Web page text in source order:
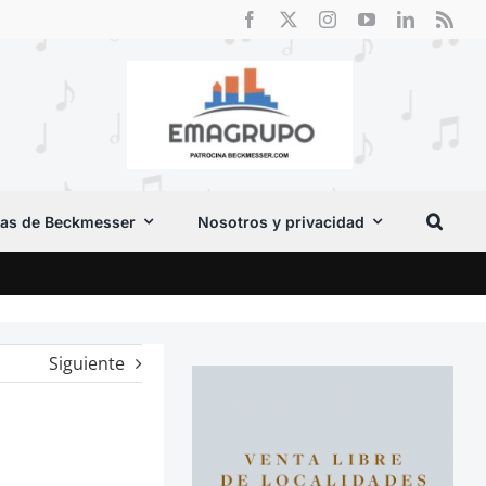
de Beckmesser Nosotros y privacidad
Siguiente